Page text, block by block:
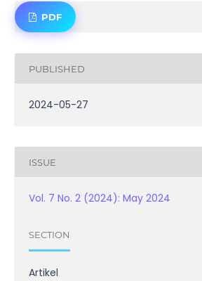
PDF
PUBLISHED
2024-05-27
ISSUE
Vol. 7 No. 2 (2024): May 2024
SECTION
Artikel